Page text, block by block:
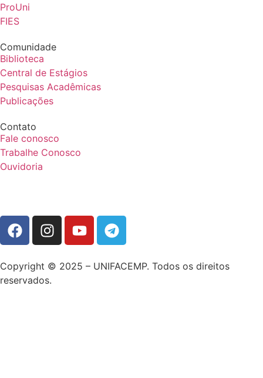
ProUni
FIES
Comunidade
Biblioteca
Central de Estágios
Pesquisas Acadêmicas
Publicações
Contato
Fale conosco
Trabalhe Conosco
Ouvidoria
Copyright © 2025 – UNIFACEMP. Todos os direitos
reservados.